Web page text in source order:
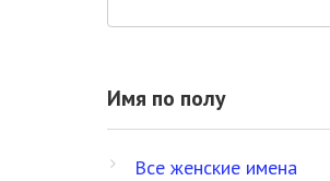
Имя по полу
Все женские имена